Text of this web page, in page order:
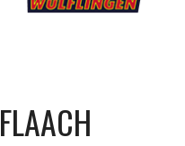
FLAACH